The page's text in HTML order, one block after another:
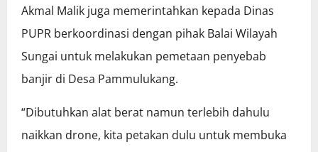
Akmal Malik juga memerintahkan kepada Dinas
PUPR berkoordinasi dengan pihak Balai Wilayah
Sungai untuk melakukan pemetaan penyebab
banjir di Desa Pammulukang.
“Dibutuhkan alat berat namun terlebih dahulu
naikkan drone, kita petakan dulu untuk membuka